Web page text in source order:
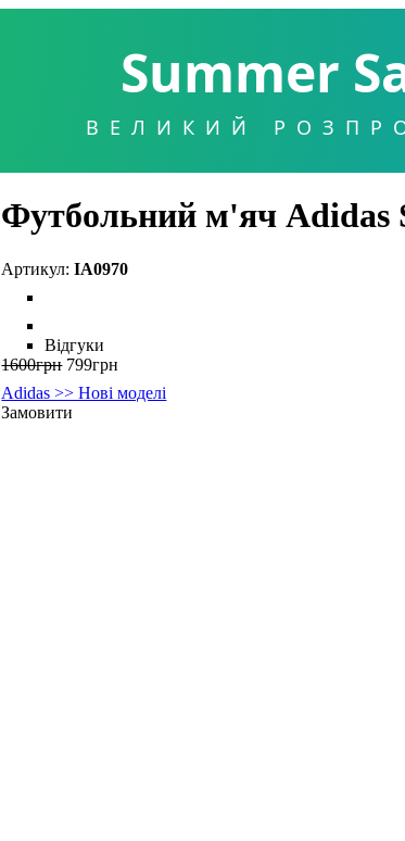
Summer
ВЕЛИКИЙ
Футбольний м'яч Adidas
IA0970
Відгуки
1600грн 799грн
Adidas >> Нові моделі
Замовити